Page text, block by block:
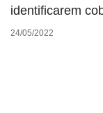
identificarem
24/05/2022